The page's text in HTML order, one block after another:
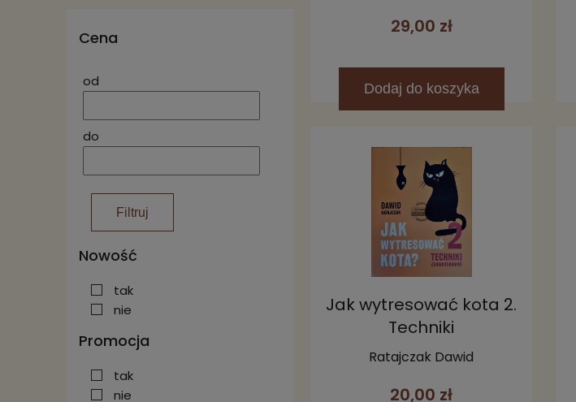
Cena
od
do
Filtruj
Nowość
tak
nie
Promocja
tak
nie
29,00 zł
Dodaj do koszyka
Jak wytresować kota 2.
Techniki
zaawansowane
Ratajczak Dawid
20,00 zł